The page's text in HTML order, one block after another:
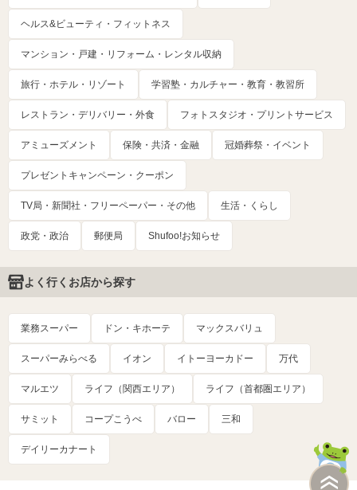
ヘルス&ビューティ・フィットネス
マンション・戸建・リフォーム・レンタル収納
旅行・ホテル・リゾート 学習塾・カルチャー・教育・教習所
レストラン・デリバリー・外食 フォトスタジオ・プリントサービス
アミューズメント 保険・共済・金融 冠婚葬祭・イベント
プレゼントキャンペーン・クーポン
TV局・新聞社・フリーペーパー・その他 生活・くらし
政党・政治 郵便局 Shufoo!お知らせ
よく行くお店から探す
業務スーパー ドン・キホーテ マックスバリュ
スーパーみらべる イオン イトーヨーカドー 万代
マルエツ ライフ（関西エリア） ライフ（首都圏エリア）
サミット コープこうべ バロー 三和
デイリーカナート